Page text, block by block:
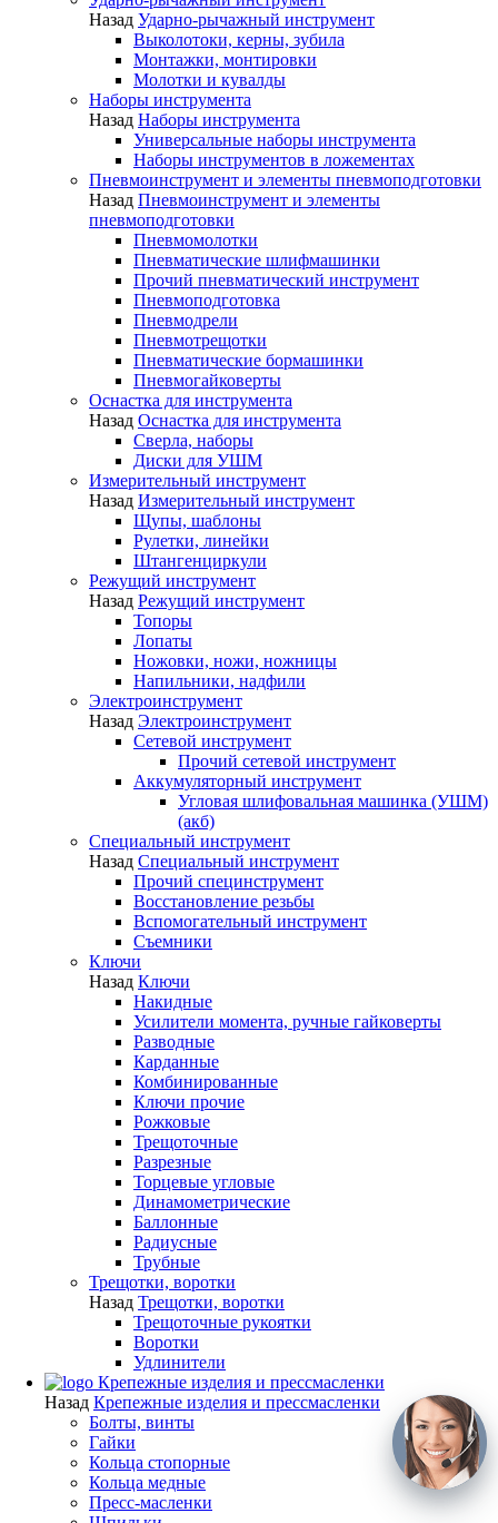
Назад Ударно-рычажный инструмент
Выколотоки, керны, зубила
Монтажки, монтировки
Молотки и кувалды
Наборы инструмента
Назад Наборы инструмента
Универсальные наборы инструмента
Наборы инструментов в ложементах
Пневмоинструмент и элементы пневмоподготовки
Назад Пневмоинструмент и элементы
пневмоподготовки
Пневмомолотки
Пневматические шлифмашинки
Прочий пневматический инструмент
Пневмоподготовка
Пневмодрели
Пневмотрещотки
Пневматические бормашинки
Пневмогайковерты
Оснастка для инструмента
Назад Оснастка для инструмента
Сверла, наборы
Диски для УШМ
Измерительный инструмент
Назад Измерительный инструмент
Щупы, шаблоны
Рулетки, линейки
Штангенциркули
Режущий инструмент
Назад Режущий инструмент
Топоры
Лопаты
Ножовки, ножи, ножницы
Напильники, надфили
Электроинструмент
Назад Электроинструмент
Сетевой инструмент
Прочий сетевой инструмент
Аккумуляторный инструмент
Угловая шлифовальная машинка (УШМ)
(акб)
Специальный инструмент
Назад Специальный инструмент
Прочий специнструмент
Восстановление резьбы
Вспомогательный инструмент
Съемники
Ключи
Назад Ключи
Накидные
Усилители момента, ручные гайковерты
Разводные
Карданные
Комбинированные
Ключи прочие
Рожковые
Трещоточные
Разрезные
Торцевые угловые
Динамометрические
Баллонные
Радиусные
Трубные
Трещотки, воротки
Назад Трещотки, воротки
Трещоточные рукоятки
Воротки
Удлинители
Крепежные изделия и прессмасленки
Назад Крепежные изделия и прессмасленки
Болты, винты
Гайки
Кольца стопорные
Кольца медные
Пресс-масленки